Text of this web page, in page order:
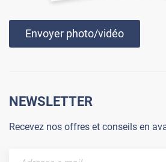
Envoyer photo/vidéo
NEWSLETTER
Recevez nos offres et conseils en